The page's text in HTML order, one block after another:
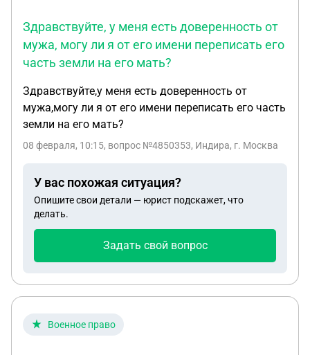
Здравствуйте, у меня есть доверенность от
мужа, могу ли я от его имени переписать его
часть земли на его мать?
Здравствуйте,у меня есть доверенность от
мужа,могу ли я от его имени переписать его часть
земли на его мать?
08 февраля, 10:15, вопрос №4850353, Индира, г. Москва
У вас похожая ситуация?
Опишите свои детали — юрист подскажет, что
делать.
Задать свой вопрос
Военное право